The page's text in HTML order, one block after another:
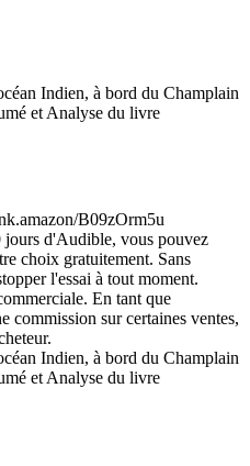
Indien, à bord du Champlain
et Analyse du livre
B09zOrm5u
jours d'Audible, vous pouvez
choix gratuitement. Sans
l'essai à tout moment.
En tant que
commission sur certaines ventes,
Indien, à bord du Champlain
et Analyse du livre